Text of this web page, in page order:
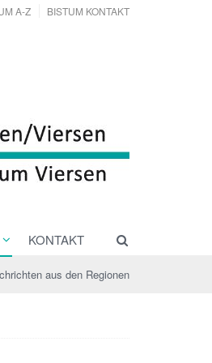
A-Z BISTUM KONTAKT
KONTAKT
aus den Regionen